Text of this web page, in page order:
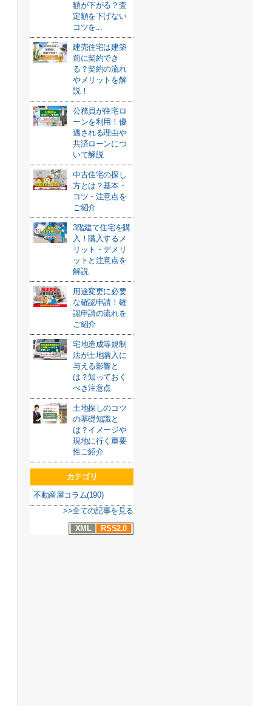
額が下がる？査
定額を下げない
コツを...
建売住宅は建築
前に契約でき
る？契約の流れ
やメリットを解
説！
公務員が住宅ロ
ーンを利用！優
遇される理由や
共済ローンにつ
いて解説
中古住宅の探し
方とは？基本・
コツ・注意点を
ご紹介
3階建て住宅を購
入！購入するメ
リット・デメリ
ットと注意点を
解説
用途変更に必要
な確認申請！確
認申請の流れを
ご紹介
宅地造成等規制
法が土地購入に
与える影響と
は？知っておく
べき注意点
土地探しのコツ
の基礎知識と
は？イメージや
現地に行く重要
性ご紹介
カテゴリ
不動産屋コラム(190)
>>全ての記事を見る
XML
RSS2.0